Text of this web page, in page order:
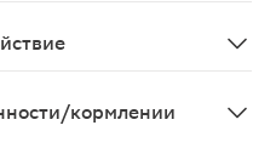
кормлении